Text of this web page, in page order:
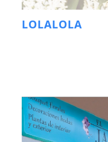
LOLALOLA